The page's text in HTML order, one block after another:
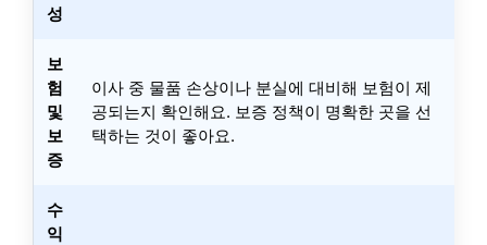
성
보
험
및
보
증
이사 중 물품 손상이나 분실에 대비해 보험이 제
공되는지 확인해요. 보증 정책이 명확한 곳을 선
택하는 것이 좋아요.
수
익